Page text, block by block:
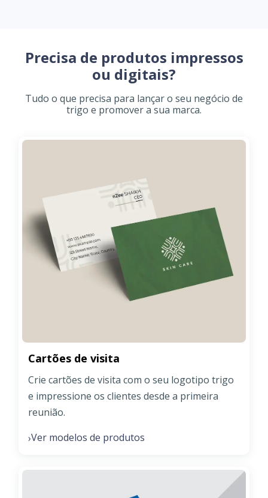
Precisa de produtos impressos
ou digitais?
Tudo o que precisa para lançar o seu negócio de
trigo e promover a sua marca.
Cartões de visita
Crie cartões de visita com o seu logotipo trigo
e impressione os clientes desde a primeira
reunião.
›Ver modelos de produtos